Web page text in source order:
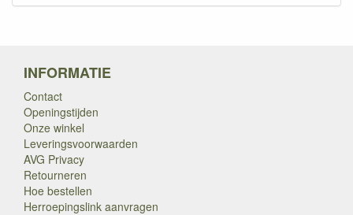
INFORMATIE
Contact
Openingstijden
Onze winkel
Leveringsvoorwaarden
AVG Privacy
Retourneren
Hoe bestellen
Herroepingslink aanvragen